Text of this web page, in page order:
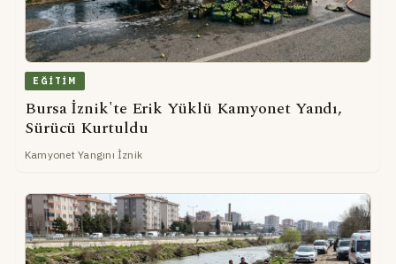
EĞITIM
Bursa İznik'te Erik Yüklü Kamyonet Yandı,
Sürücü Kurtuldu
Kamyonet Yangını İznik